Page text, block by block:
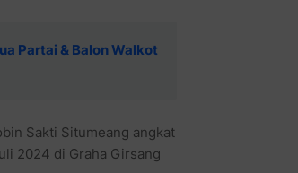
Partai & Balon Walkot
Sakti Situmeang angkat
2024 di Graha Girsang